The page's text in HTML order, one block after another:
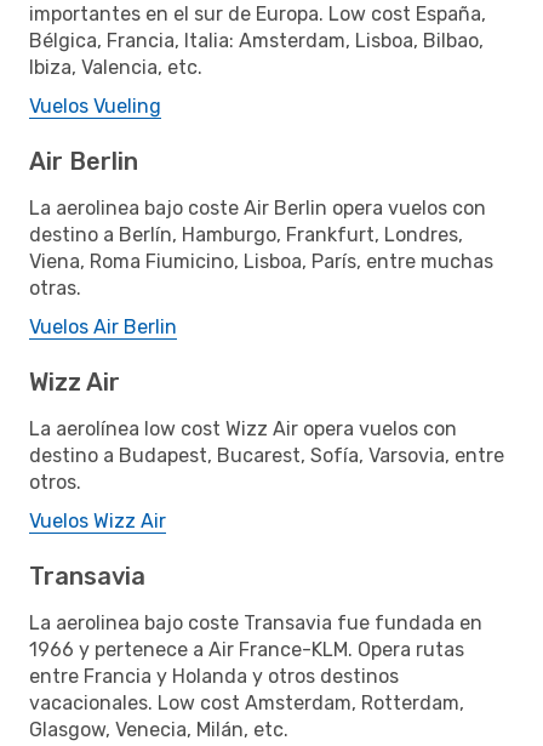
importantes en el sur de Europa. Low cost España,
Bélgica, Francia, Italia: Amsterdam, Lisboa, Bilbao,
Ibiza, Valencia, etc.
Vuelos Vueling
Air Berlin
La aerolinea bajo coste Air Berlin opera vuelos con
destino a Berlín, Hamburgo, Frankfurt, Londres,
Viena, Roma Fiumicino, Lisboa, París, entre muchas
otras.
Vuelos Air Berlin
Wizz Air
La aerolínea low cost Wizz Air opera vuelos con
destino a Budapest, Bucarest, Sofía, Varsovia, entre
otros.
Vuelos Wizz Air
Transavia
La aerolinea bajo coste Transavia fue fundada en
1966 y pertenece a Air France-KLM. Opera rutas
entre Francia y Holanda y otros destinos
vacacionales. Low cost Amsterdam, Rotterdam,
Glasgow, Venecia, Milán, etc.